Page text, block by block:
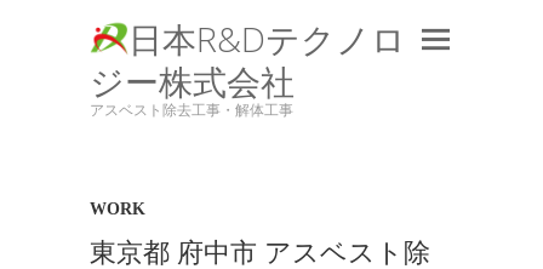
日本R&Dテクノロ
ジー株式会社
アスベスト除去工事・解体工事
WORK
東京都 府中市 アスベスト除